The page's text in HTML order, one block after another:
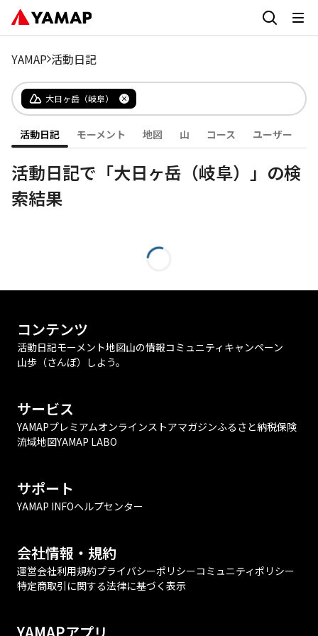
YAMAP 活動日記
大日ヶ岳（岐阜）
活動日記 モーメント 地図 山 コース ユーザー
活動日記で「大日ヶ岳（岐阜）」の検
索結果
コンテンツ
活動日記モーメント地図山の情報コミュニティ キャンペーン
山歩（さんぽ）しよう。
サービス
YAMAPプレミアムオンラインストアマガジンふるさと納税保険
流域地図YAMAP LABO
サポート
YAMAP INFOヘルプセンター
会社情報・規約
運営会社利用規約プライバシーポリシーコミュニティポリシー
特定商取引に関する法律に基づく表示